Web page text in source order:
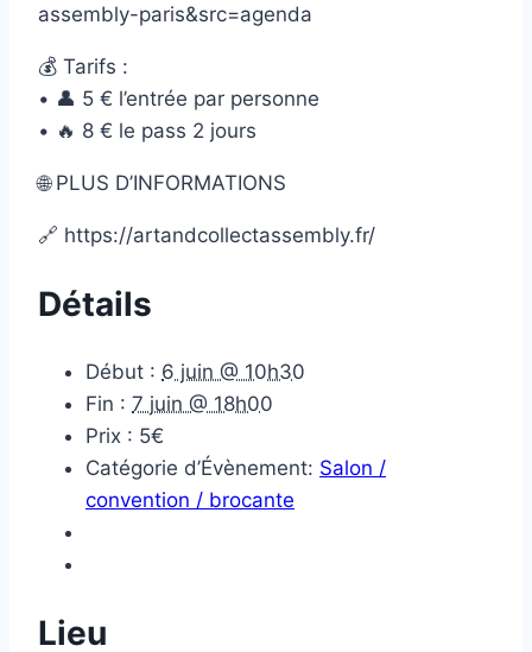
assembly-paris&src=agenda
💰 Tarifs :
• 👤 5 € l’entrée par personne
• 🔥 8 € le pass 2 jours
🌐 PLUS D’INFORMATIONS
🔗 https://artandcollectassembly.fr/
Détails
Début : 6 juin @ 10h30
Fin : 7 juin @ 18h00
Prix : 5€
Catégorie d’Évènement: Salon /
convention / brocante
Lieu